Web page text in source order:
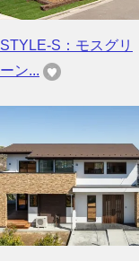
STYLE-S：モスグリ
ーン...